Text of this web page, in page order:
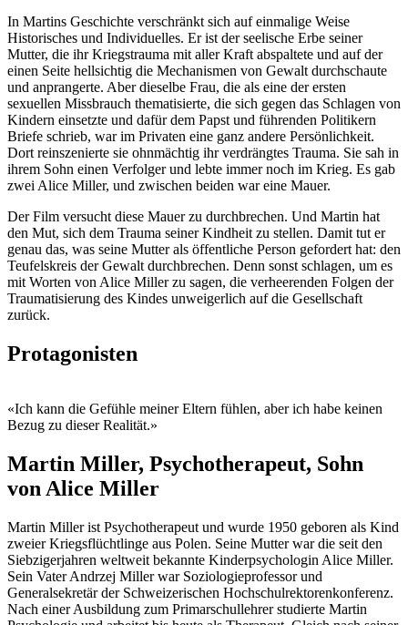
In Martins Geschichte verschränkt sich auf einmalige Weise
Historisches und Individuelles. Er ist der seelische Erbe seiner
Mutter, die ihr Kriegstrauma mit aller Kraft abspaltete und auf der
einen Seite hellsichtig die Mechanismen von Gewalt durchschaute
und anprangerte. Aber dieselbe Frau, die als eine der ersten
sexuellen Missbrauch thematisierte, die sich gegen das Schlagen von
Kindern einsetzte und dafür dem Papst und führenden Politikern
Briefe schrieb, war im Privaten eine ganz andere Persönlichkeit.
Dort reinszenierte sie ohnmächtig ihr verdrängtes Trauma. Sie sah in
ihrem Sohn einen Verfolger und lebte immer noch im Krieg. Es gab
zwei Alice Miller, und zwischen beiden war eine Mauer.
Der Film versucht diese Mauer zu durchbrechen. Und Martin hat
den Mut, sich dem Trauma seiner Kindheit zu stellen. Damit tut er
genau das, was seine Mutter als öffentliche Person gefordert hat: den
Teufelskreis der Gewalt durchbrechen. Denn sonst schlagen, um es
mit Worten von Alice Miller zu sagen, die verheerenden Folgen der
Traumatisierung des Kindes unweigerlich auf die Gesellschaft
zurück.
Protagonisten
«Ich kann die Gefühle meiner Eltern fühlen, aber ich habe keinen
Bezug zu dieser Realität.»
Martin Miller, Psychotherapeut, Sohn
von Alice Miller
Martin Miller ist Psychotherapeut und wurde 1950 geboren als Kind
zweier Kriegsflüchtlinge aus Polen. Seine Mutter war die seit den
Siebzigerjahren weltweit bekannte Kinderpsychologin Alice Miller.
Sein Vater Andrzej Miller war Soziologie­professor und
Generalsekretär der Schweizerischen Hochschul­rektoren­konferenz.
Nach einer Ausbildung zum Primarschullehrer studierte Martin